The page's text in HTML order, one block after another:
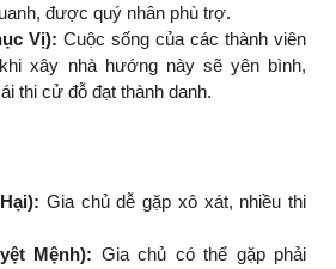
được quý nhân phù trợ.
Vị): Cuộc sống của các thành viên
xây nhà hướng này sẽ yên bình,
thi cử đỗ đạt thành danh.
Gia chủ dễ gặp xô xát, nhiều thi
Mệnh): Gia chủ có thể gặp phải